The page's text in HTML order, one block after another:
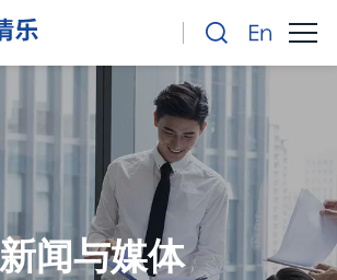
新闻与媒体